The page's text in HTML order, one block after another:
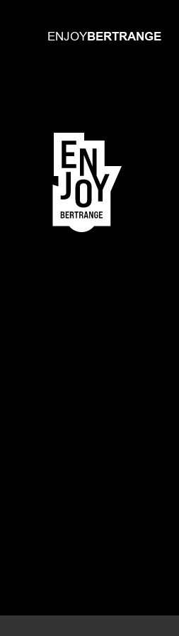
ENJOYBERTRANGE